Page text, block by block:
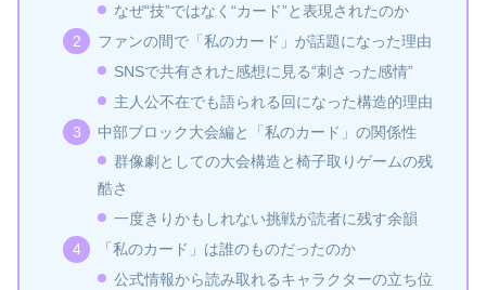
なぜ“技”ではなく“カード”と表現されたのか
ファンの間で「私のカード」が話題になった理由
SNSで共有された感想に見る“刺さった感情”
主人公不在でも語られる回になった構造的理由
中部ブロック大会編と「私のカード」の関係性
群像劇としての大会構造と椅子取りゲームの残
酷さ
一度きりかもしれない挑戦が読者に残す余韻
「私のカード」は誰のものだったのか
公式情報から読み取れるキャラクターの立ち位